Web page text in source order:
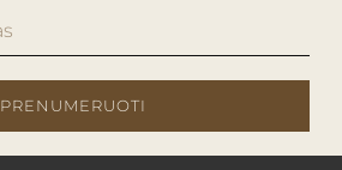
PRENUMERUOTI